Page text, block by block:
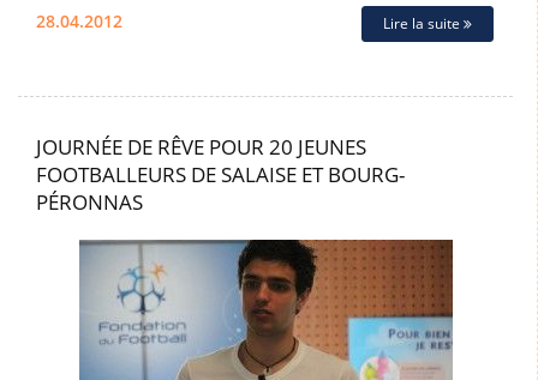
28.04.2012 Lire la suite
JOURNÉE DE RÊVE POUR 20 JEUNES
FOOTBALLEURS DE SALAISE ET BOURG-
PÉRONNAS